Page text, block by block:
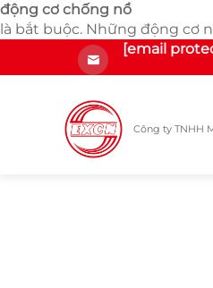
động cơ chống nổ
là bắt buộc. Những động cơ
[email
Công ty TNHH